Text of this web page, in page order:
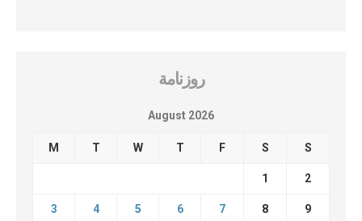
روزنامة
August 2026
M T W T F S S
1 2
3 4 5 6 7 8 9